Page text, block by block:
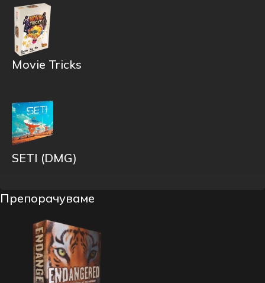
Movie Tricks
SETI (DMG)
Препорачуваме